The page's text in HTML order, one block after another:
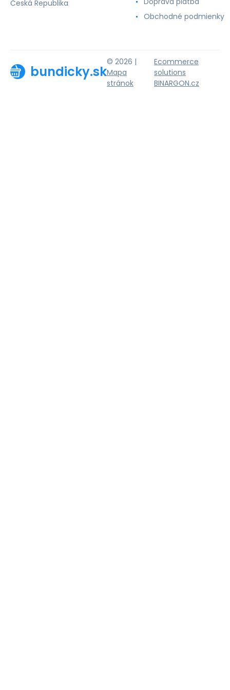
Česká Republika
Obchodné podmienky
bundicky.sk
© 2026 |
Mapa
stránok
Ecommerce
solutions
BINARGON.cz